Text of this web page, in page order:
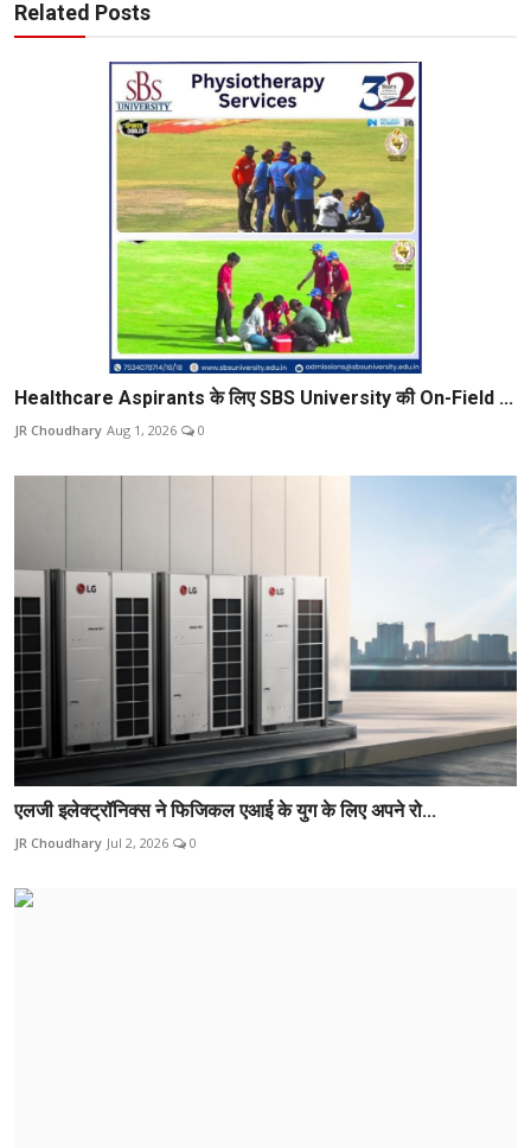
Related Posts
Healthcare Aspirants के लिए SBS University की On-Field ...
JR Choudhary Aug 1, 2026 0
एलजी इलेक्ट्रॉनिक्स ने फिजिकल एआई के युग के लिए अपने रो...
JR Choudhary Jul 2, 2026 0